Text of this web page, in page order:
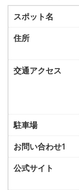
スポット名
住所
交通アクセス
駐車場
お問い合わせ1
公式サイト